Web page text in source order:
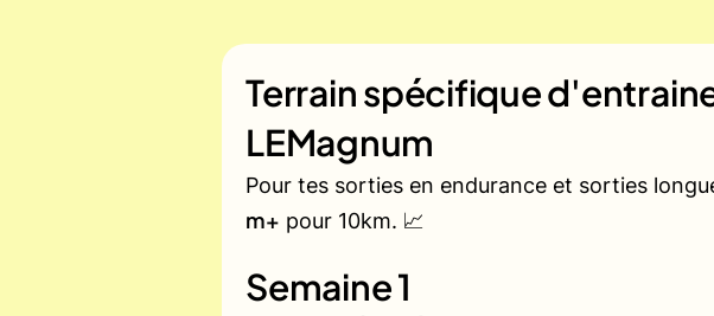
Terrain spécifique
LEMagnum
Pour tes sorties en endurance et sorties
m+ pour 10km. 📈
Semaine 1